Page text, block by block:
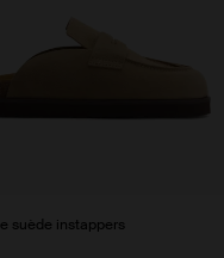
suède instappers